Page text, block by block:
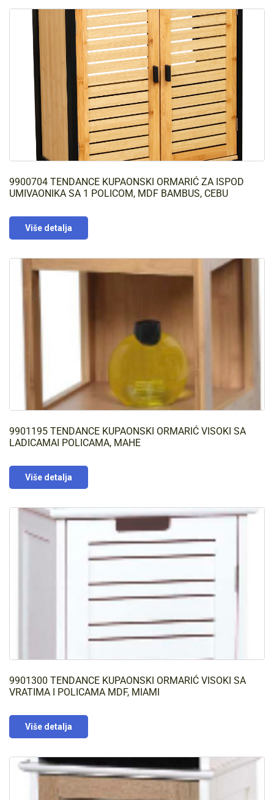
9900704 TENDANCE KUPAONSKI ORMARIĆ ZA ISPOD
UMIVAONIKA SA 1 POLICOM, MDF BAMBUS, CEBU
Više detalja
9901195 TENDANCE KUPAONSKI ORMARIĆ VISOKI SA
LADICAMAI POLICAMA, MAHE
Više detalja
9901300 TENDANCE KUPAONSKI ORMARIĆ VISOKI SA
VRATIMA I POLICAMA MDF, MIAMI
Više detalja